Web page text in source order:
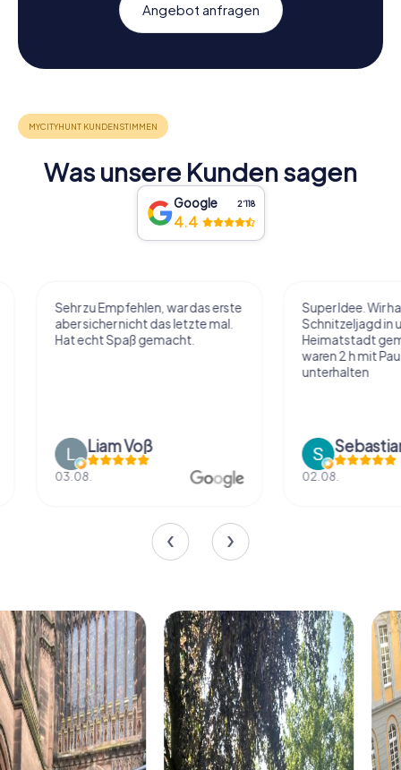
Angebot anfragen
Was unsere Kunden sagen
Google 2‘118
4.4
Sehr zu Empfehlen, war das erste
aber sicher nicht das letzte mal.
Hat echt Spaß gemacht.
Liam Voß
03.08.
Super Idee. Wir
Schnitzeljagd in
Heimatstadt
waren 2 h mit
unterhalten
02.08.